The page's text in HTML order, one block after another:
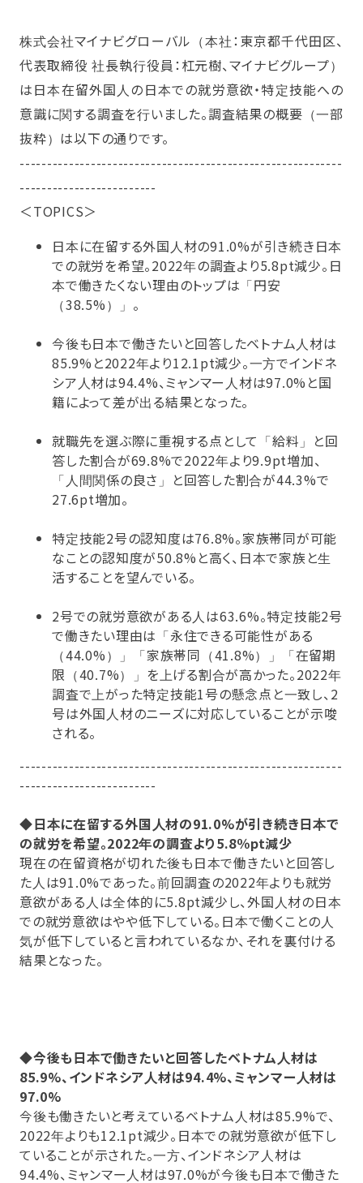
株式会社マイナビグローバル（本社：東京都千代田区、
代表取締役 社長執行役員：杠元樹、マイナビグループ）
は日本在留外国人の日本での就労意欲・特定技能への
意識に関する調査を行いました。調査結果の概要（一部
抜粋）は以下の通りです。
-----------------------------------------------------------
-------------------------
＜TOPICS＞
日本に在留する外国人材の91.0%が引き続き日本
での就労を希望。2022年の調査より5.8pt減少。日
本で働きたくない理由のトップは「円安
（38.5%）」。
今後も日本で働きたいと回答したベトナム人材は
85.9%と2022年より12.1pt減少。一方でインドネ
シア人材は94.4%、ミャンマー人材は97.0%と国
籍によって差が出る結果となった。
就職先を選ぶ際に重視する点として「給料」と回
答した割合が69.8%で2022年より9.9pt増加、
「人間関係の良さ」と回答した割合が44.3%で
27.6pt増加。
特定技能2号の認知度は76.8%。家族帯同が可能
なことの認知度が50.8%と高く、日本で家族と生
活することを望んでいる。
2号での就労意欲がある人は63.6%。特定技能2号
で働きたい理由は「永住できる可能性がある
（44.0%）」「家族帯同（41.8%）」「在留期
限（40.7%）」を上げる割合が高かった。2022年
調査で上がった特定技能1号の懸念点と一致し、2
号は外国人材のニーズに対応していることが示唆
される。
-----------------------------------------------------------
-------------------------
◆日本に在留する外国人材の91.0%が引き続き日本で
の就労を希望。2022年の調査より5.8％pt減少
現在の在留資格が切れた後も日本で働きたいと回答し
た人は91.0%であった。前回調査の2022年よりも就労
意欲がある人は全体的に5.8pt減少し、外国人材の日本
での就労意欲はやや低下している。日本で働くことの人
気が低下していると言われているなか、それを裏付ける
結果となった。
◆今後も日本で働きたいと回答したベトナム人材は
85.9%、インドネシア人材は94.4%、ミャンマー人材は
97.0%
今後も働きたいと考えているベトナム人材は85.9%で、
2022年よりも12.1pt減少。日本での就労意欲が低下し
ていることが示された。一方、インドネシア人材は
94.4%、ミャンマー人材は97.0%が今後も日本で働きた